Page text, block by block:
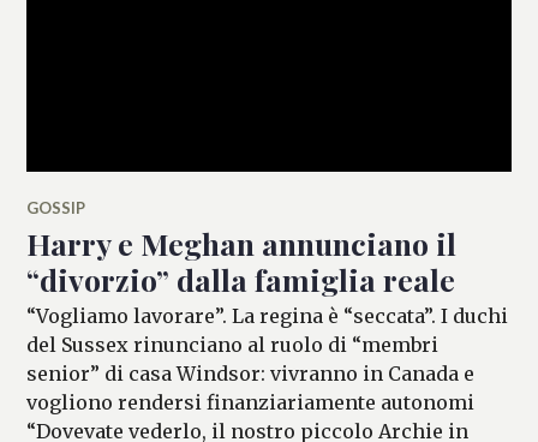
GOSSIP
Harry e Meghan annunciano il
“divorzio” dalla famiglia reale
“Vogliamo lavorare”. La regina è “seccata”. I duchi
del Sussex rinunciano al ruolo di “membri
senior” di casa Windsor: vivranno in Canada e
vogliono rendersi finanziariamente autonomi
“Dovevate vederlo, il nostro piccolo Archie in